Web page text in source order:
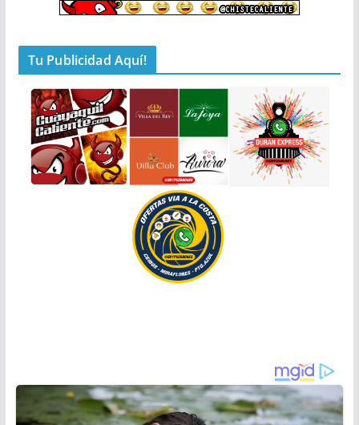
Tu Publicidad Aquí!